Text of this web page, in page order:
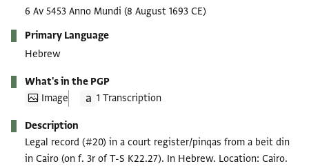
6 Av 5453 Anno Mundi (8 August 1693 CE)
Primary Language
Hebrew
What's in the PGP
Image
1 Transcription
Description
Legal record (#20) in a court register/pinqas from a beit din
in Cairo (on f. 3r of T-S K22.27). In Hebrew. Location: Cairo.